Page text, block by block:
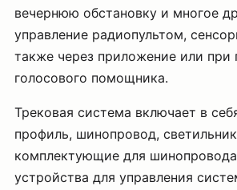
вечернюю обстановку и многое
управление радиопультом,
также через приложение или
голосового помощника.
Трековая система включает в
профиль, шинопровод,
комплектующие для
устройства для управления